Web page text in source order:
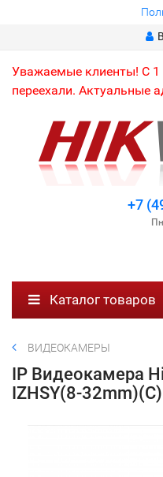
Уважаемые клиенты! С
переехали. Актуальные
+7
Каталог товаров
ВИДЕОКАМЕРЫ
IP Видеокамера
IZHSY(8-32mm)(C)